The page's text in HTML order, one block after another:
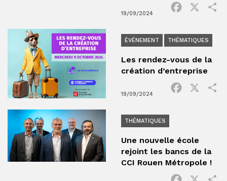
19/09/2024
Facebook
ÉVÉNEMENT THÉMATIQUES
Les rendez-vous de la
création d’entreprise
19/09/2024
Facebook
THÉMATIQUES
Une nouvelle école
rejoint les bancs de la
CCI Rouen Métropole !